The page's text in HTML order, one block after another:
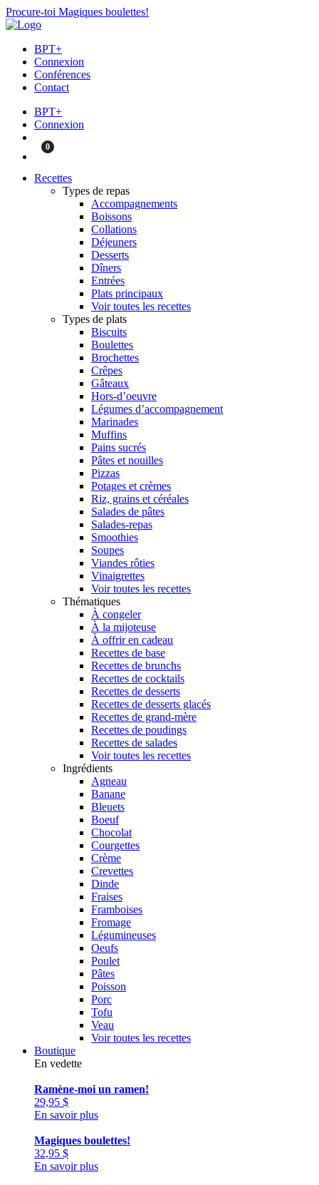
Procure-toi Magiques boulettes!
BPT+
Connexion
Conférences
Contact
BPT+
Connexion
0
Recettes
Types de repas
Accompagnements
Boissons
Collations
Déjeuners
Desserts
Dîners
Entrées
Plats principaux
Voir toutes les recettes
Types de plats
Biscuits
Boulettes
Brochettes
Crêpes
Gâteaux
Hors-d’oeuvre
Légumes d’accompagnement
Marinades
Muffins
Pains sucrés
Pâtes et nouilles
Pizzas
Potages et crèmes
Riz, grains et céréales
Salades de pâtes
Salades-repas
Smoothies
Soupes
Viandes rôties
Vinaigrettes
Voir toutes les recettes
Thématiques
À congeler
À la mijoteuse
À offrir en cadeau
Recettes de base
Recettes de brunchs
Recettes de cocktails
Recettes de desserts
Recettes de desserts glacés
Recettes de grand-mère
Recettes de poudings
Recettes de salades
Voir toutes les recettes
Ingrédients
Agneau
Banane
Bleuets
Boeuf
Chocolat
Courgettes
Crème
Crevettes
Dinde
Fraises
Framboises
Fromage
Légumineuses
Oeufs
Poulet
Pâtes
Poisson
Porc
Tofu
Veau
Voir toutes les recettes
Boutique
En vedette
Ramène-moi un ramen!
29,95 $
En savoir plus
Magiques boulettes!
32,95 $
En savoir plus